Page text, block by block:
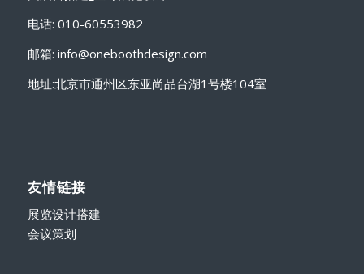
电话: 010-60553982
邮箱: info@oneboothdesign.com
地址:北京市通州区东亚尚品台湖1号楼104室
友情链接
展览设计搭建
会议策划